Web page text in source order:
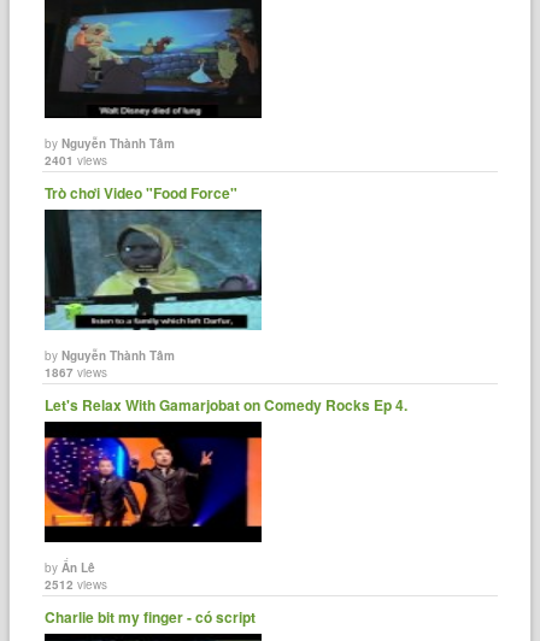
byNguyễn Thành Tâm
2401 views
Trò chơi Video "Food Force"
byNguyễn Thành Tâm
1867 views
Let's Relax With Gamarjobat on Comedy Rocks Ep 4.
byẨn Lê
2512 views
Charlie bit my finger - có script